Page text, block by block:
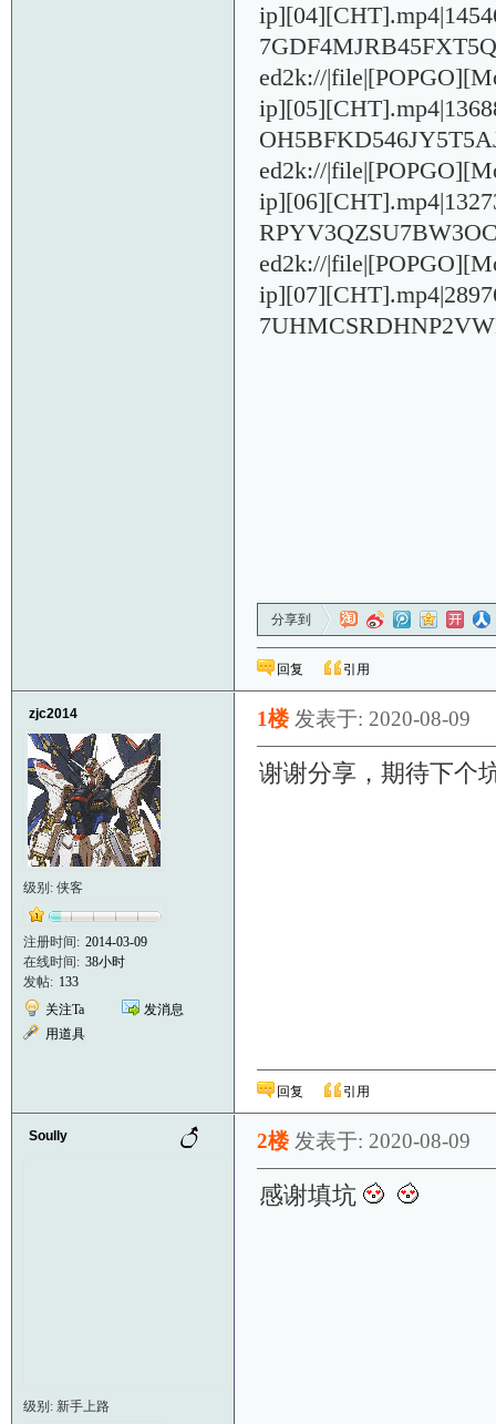
ed2k://
ed2k://
ed2k://
分享到
回复 引用
zjc2014
级别: 侠客
注册时间: 2014-03-09
在线时间: 38小时
发帖: 133
关注Ta
发消息
用道具
1楼 发表于: 2020-08-09
谢谢分享，期待下个
回复 引用
Soully
级别: 新手上路
2楼 发表于: 2020-08-09
感谢填坑